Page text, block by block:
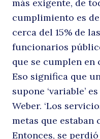
más exigente, de
cumplimiento es
cerca del 15% de
funcionarios
que se cumplen en
Eso significa que
supone ‘variable’
Weber. ‘Los
metas que estaban
Entonces, se